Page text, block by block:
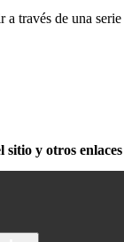
a través de una
sitio y otros